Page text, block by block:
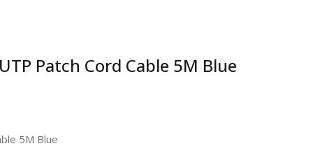
Patch Cord Cable 5M Blue
5M Blue